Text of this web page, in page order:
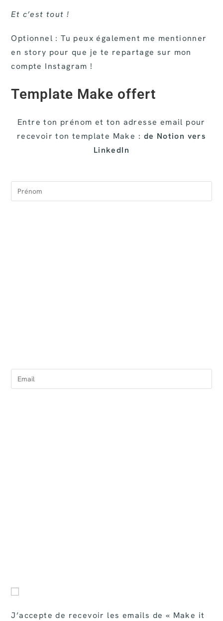
Et c’est tout !
Optionnel : Tu peux également me mentionner
en story pour que je te repartage sur mon
compte Instagram !
Template Make offert
Entre ton prénom et ton adresse email pour
recevoir ton template Make : de Notion vers
LinkedIn
J’accepte de recevoir les emails de « Make it